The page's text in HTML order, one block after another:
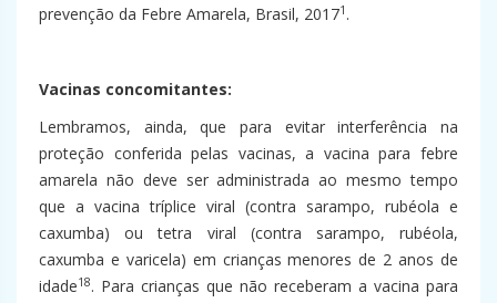
prevenção da Febre Amarela, Brasil, 20171 .
Vacinas concomitantes:
Lembramos, ainda, que para evitar interferência na
proteção conferida pelas vacinas, a vacina para febre
amarela não deve ser administrada ao mesmo tempo
que a vacina tríplice viral (contra sarampo, rubéola e
caxumba) ou tetra viral (contra sarampo, rubéola,
caxumba e varicela) em crianças menores de 2 anos de
idade18. Para crianças que não receberam a vacina para